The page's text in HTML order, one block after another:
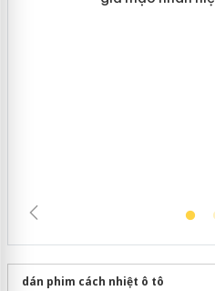
dán phim cách nhiệt ô tô